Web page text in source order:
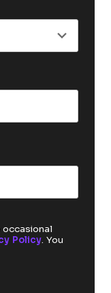
Policy. You